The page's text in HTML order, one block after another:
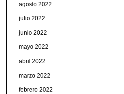
agosto 2022
julio 2022
junio 2022
mayo 2022
abril 2022
marzo 2022
febrero 2022